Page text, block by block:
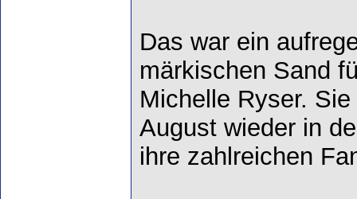
Das war ein
märkischen Sand
Michelle Ryser.
August wieder in
ihre zahlreichen